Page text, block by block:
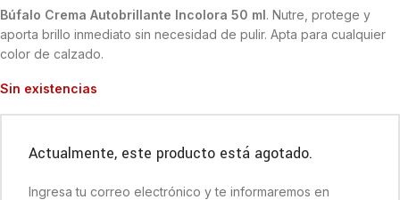
Búfalo Crema Autobrillante Incolora 50 ml. Nutre, protege y
aporta brillo inmediato sin necesidad de pulir. Apta para cualquier
color de calzado.
Sin existencias
Actualmente, este producto está agotado.
Ingresa tu correo electrónico y te informaremos en